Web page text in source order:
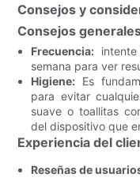
Consejos y
Consejos
Frecuencia:
semana para ver
Higiene: Es
para evitar
suave o toallitas
del dispositivo que
Experiencia del
Reseñas de